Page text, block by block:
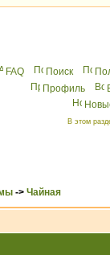
FAQ Поиск
Профиль
В этом
-> Чайная